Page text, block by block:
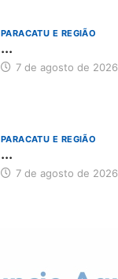
PARACATU E REGIÃO
...
7 de agosto de 2026
PARACATU E REGIÃO
...
7 de agosto de 2026